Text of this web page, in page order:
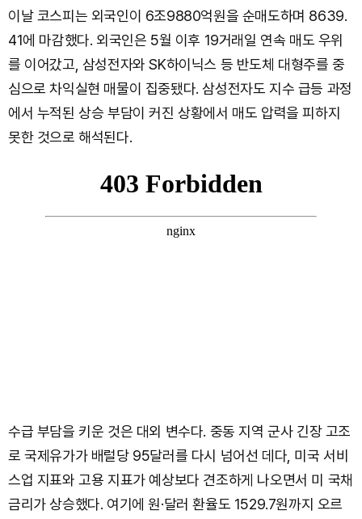
이날 코스피는 외국인이 6조9880억원을 순매도하며 8639.
41에 마감했다. 외국인은 5월 이후 19거래일 연속 매도 우위
를 이어갔고, 삼성전자와 SK하이닉스 등 반도체 대형주를 중
심으로 차익실현 매물이 집중됐다. 삼성전자도 지수 급등 과정
에서 누적된 상승 부담이 커진 상황에서 매도 압력을 피하지
못한 것으로 해석된다.
수급 부담을 키운 것은 대외 변수다. 중동 지역 군사 긴장 고조
로 국제유가가 배럴당 95달러를 다시 넘어선 데다, 미국 서비
스업 지표와 고용 지표가 예상보다 견조하게 나오면서 미 국채
금리가 상승했다. 여기에 원·달러 환율도 1529.7원까지 오르